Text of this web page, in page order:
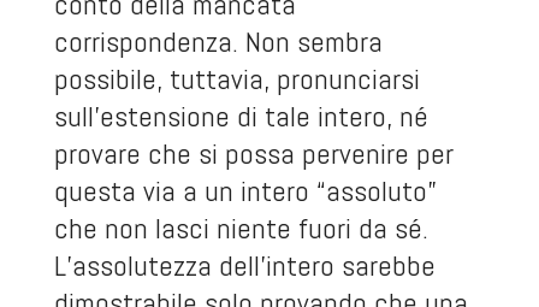
corrispondenza. Non sembra
possibile, tuttavia, pronunciarsi
sull’estensione di tale intero, né
provare che si possa pervenire per
questa via a un intero “assoluto”
che non lasci niente fuori da sé.
L’assolutezza dell’intero sarebbe